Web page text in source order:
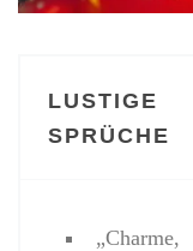
LUSTIGE
SPRÜCHE
„Charme,